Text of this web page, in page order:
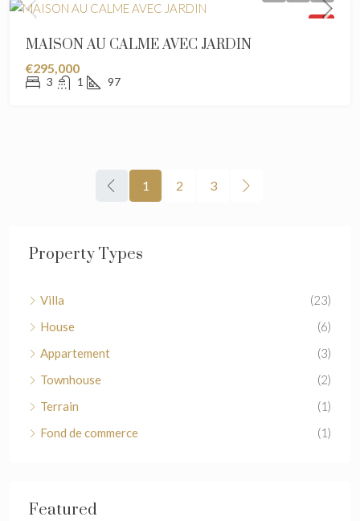
SOLD
MAISON AU CALME AVEC JARDIN
€295,000
3 1 97
1 2 3
Property Types
Villa
(23)
House
(6)
Appartement
(3)
Townhouse
(2)
Terrain
(1)
Fond de commerce
(1)
Featured